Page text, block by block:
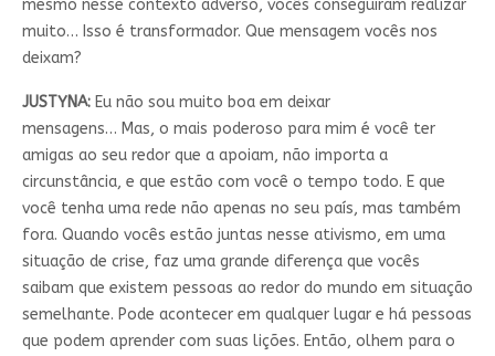
mesmo nesse contexto adverso, vocês conseguiram realizar
muito… Isso é transformador. Que mensagem vocês nos
deixam?
JUSTYNA: Eu não sou muito boa em deixar
mensagens… Mas, o mais poderoso para mim é você ter
amigas ao seu redor que a apoiam, não importa a
circunstância, e que estão com você o tempo todo. E que
você tenha uma rede não apenas no seu país, mas também
fora. Quando vocês estão juntas nesse ativismo, em uma
situação de crise, faz uma grande diferença que vocês
saibam que existem pessoas ao redor do mundo em situação
semelhante. Pode acontecer em qualquer lugar e há pessoas
que podem aprender com suas lições. Então, olhem para o